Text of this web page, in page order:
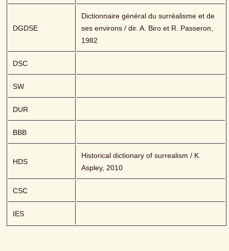
DGDSE
Dictionnaire général du surréalisme et de
ses environs / dir. A. Biro et R. Passeron,
1982
DSC
SW
DUR
BBB
HDS
Historical dictionary of surrealism / K.
Aspley, 2010
CSC
IES